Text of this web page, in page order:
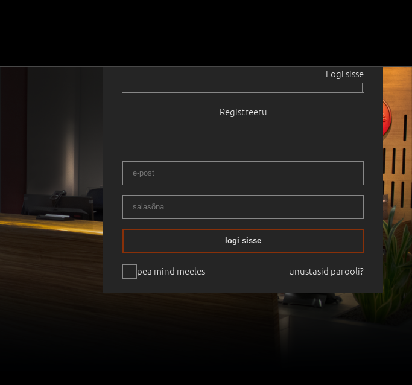
Logi sisse
|
Registreeru
pea mind meeles
logi sisse
unustasid parooli?